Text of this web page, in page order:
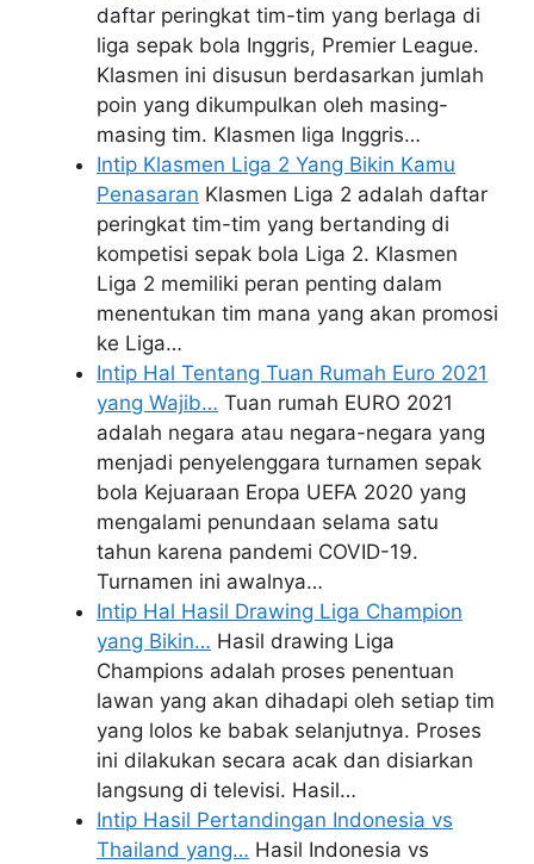
daftar peringkat tim-tim yang berlaga di
liga sepak bola Inggris, Premier League.
Klasmen ini disusun berdasarkan jumlah
poin yang dikumpulkan oleh masing-
masing tim. Klasmen liga Inggris…
Intip Klasmen Liga 2 Yang Bikin Kamu
Penasaran Klasmen Liga 2 adalah daftar
peringkat tim-tim yang bertanding di
kompetisi sepak bola Liga 2. Klasmen
Liga 2 memiliki peran penting dalam
menentukan tim mana yang akan promosi
ke Liga…
Intip Hal Tentang Tuan Rumah Euro 2021
yang Wajib… Tuan rumah EURO 2021
adalah negara atau negara-negara yang
menjadi penyelenggara turnamen sepak
bola Kejuaraan Eropa UEFA 2020 yang
mengalami penundaan selama satu
tahun karena pandemi COVID-19.
Turnamen ini awalnya…
Intip Hal Hasil Drawing Liga Champion
yang Bikin… Hasil drawing Liga
Champions adalah proses penentuan
lawan yang akan dihadapi oleh setiap tim
yang lolos ke babak selanjutnya. Proses
ini dilakukan secara acak dan disiarkan
langsung di televisi. Hasil…
Intip Hasil Pertandingan Indonesia vs
Thailand yang… Hasil Indonesia vs